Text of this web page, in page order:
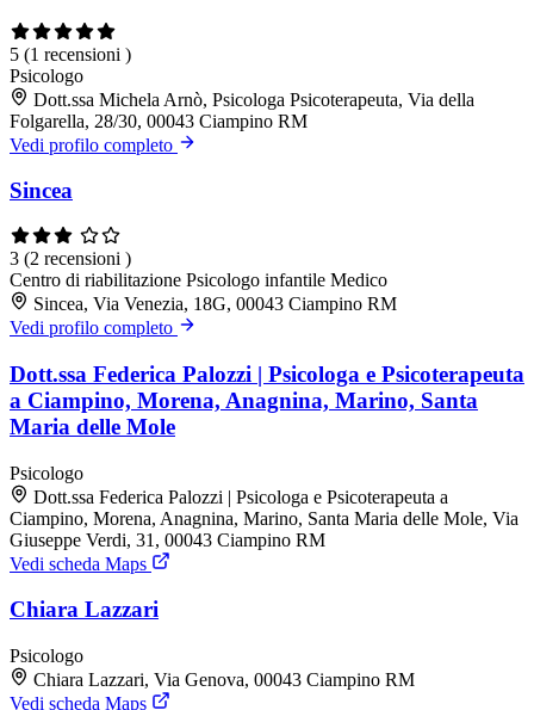
5 (1 recensioni )
Psicologo
Dott.ssa Michela Arnò, Psicologa Psicoterapeuta, Via della
Folgarella, 28/30, 00043 Ciampino RM
Vedi profilo completo
Sincea
3 (2 recensioni )
Centro di riabilitazione Psicologo infantile Medico
Sincea, Via Venezia, 18G, 00043 Ciampino RM
Vedi profilo completo
Dott.ssa Federica Palozzi | Psicologa e Psicoterapeuta
a Ciampino, Morena, Anagnina, Marino, Santa
Maria delle Mole
Psicologo
Dott.ssa Federica Palozzi | Psicologa e Psicoterapeuta a
Ciampino, Morena, Anagnina, Marino, Santa Maria delle Mole, Via
Giuseppe Verdi, 31, 00043 Ciampino RM
Vedi scheda Maps
Chiara Lazzari
Psicologo
Chiara Lazzari, Via Genova, 00043 Ciampino RM
Vedi scheda Maps